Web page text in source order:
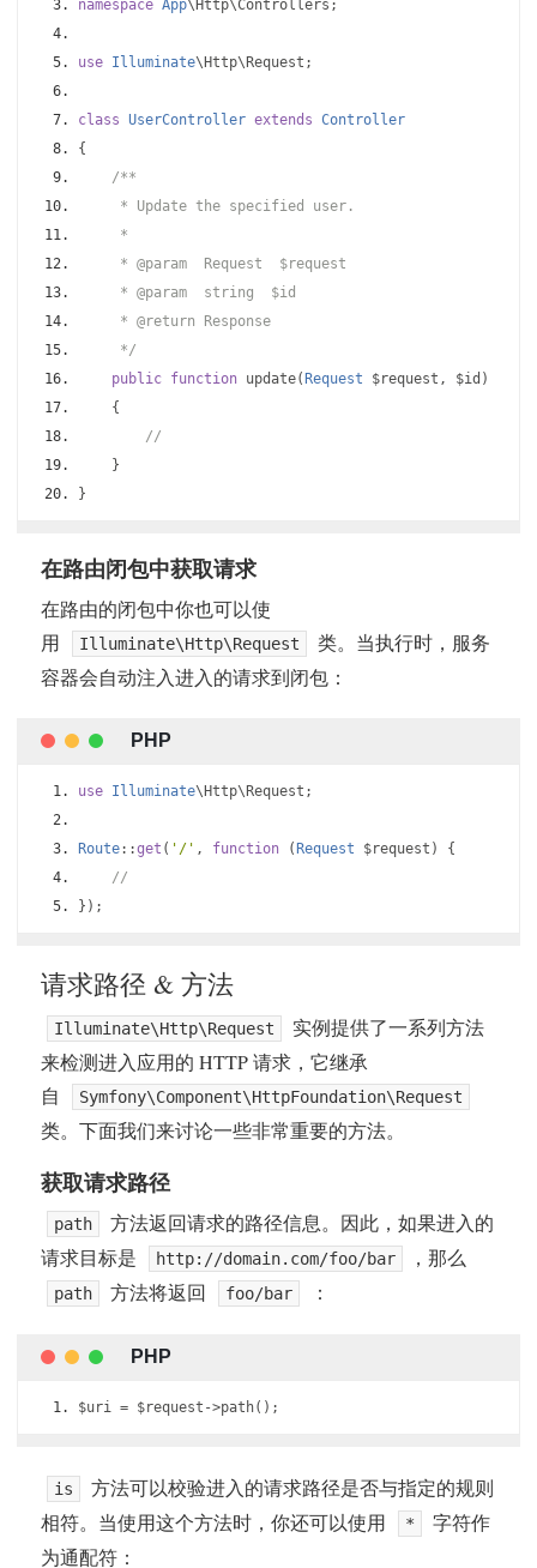
namespace App\Http\Controllers ;
use Illuminate\Http\Request ;
class UserController extends Controller
{
/**
     * Update the specified user.
     *
     * @param  Request  $request
     * @param  string  $id
     * @return Response
     */
public function update( Request $request , $id )
{
//
}
}
在路由闭包中获取请求
在路由的闭包中你也可以使
用
Illuminate\Http\Request
类。当执行时，服务
容器会自动注入进入的请求到闭包：
use Illuminate\Http\Request ;
Route::get ( '/' , function ( Request $request )
{
//
});
请求路径 & 方法
Illuminate\Http\Request
实例提供了一系列方法
来检测进入应用的 HTTP 请求，它继承
自
Symfony\Component\HttpFoundation\Request
类。下面我们来讨论一些非常重要的方法。
获取请求路径
path
方法返回请求的路径信息。因此，如果进入的
请求目标是
http://domain.com/foo/bar ，那么
path 方法将返回 foo/bar ：
$uri = $request ->path();
is
方法可以校验进入的请求路径是否与指定的规则
相符。当使用这个方法时，你还可以使用
*
字符作
为通配符：